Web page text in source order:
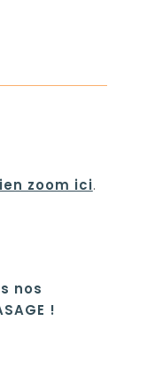
zoom ici.
nos
!